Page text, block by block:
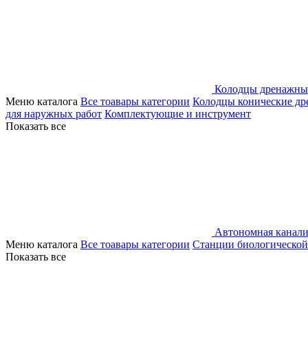
Колодцы
Меню каталога Все тоавары категории Колодцы конические
для наружных работ Комплектующие и инструмент
Показать все
Автономная
Меню каталога Все тоавары категории Станции
Показать все